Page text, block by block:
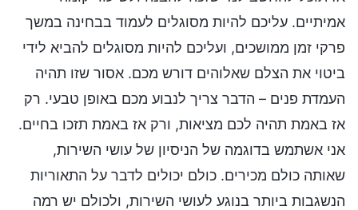
אמיתיים. עליכם להיות מסוגלים לעמוד בבחינה במשך
פרקי זמן ממושכים, ועליכם להיות מסוגלים להביא לידי
ביטוי את הצלם שאלוהים דורש מכם. אסור שזו תהיה
העמדת פנים – הדבר צריך לנבוע מכם באופן טבעי. רק
אז באמת תהיה לכם מציאות, ורק אז באמת תזכו בחיים.
אני אשתמש בדוגמה של הניסיון של עושי השירות,
שאותה כולם מכירים. כולם יכולים לדבר על התאוריות
הנשגבות ביותר בנוגע לעושי השירות, ולכולם יש רמה